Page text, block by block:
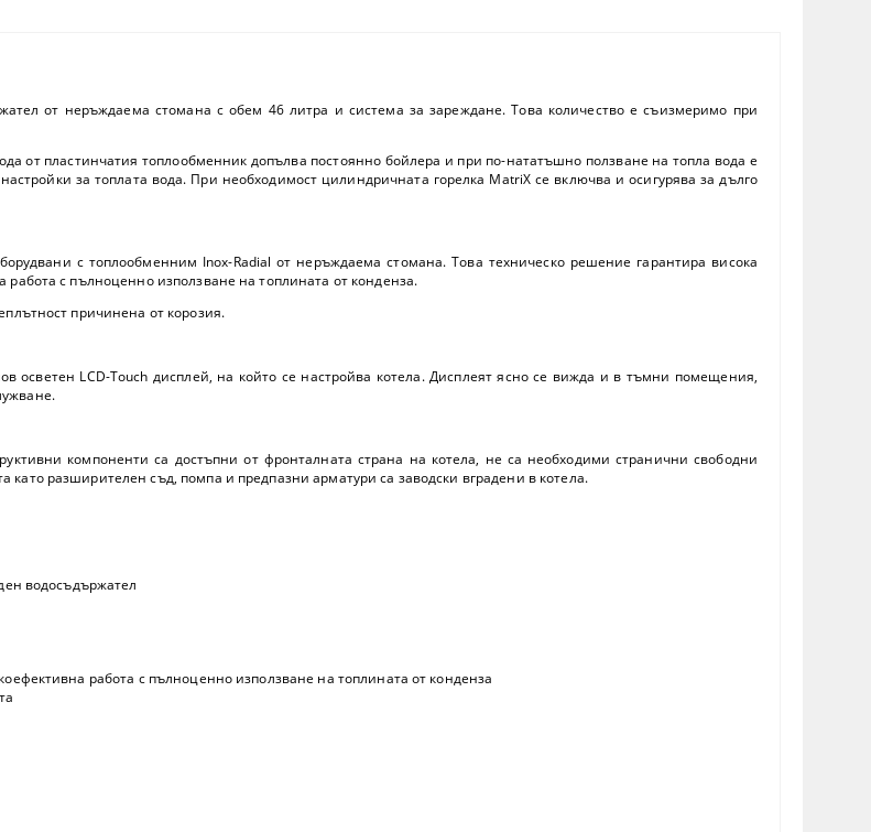
от неръждаема стомана с обем 46 литра и система за зареждане. Това количество е съизмеримо при
от пластинчатия топлообменник допълва постоянно бойлера и при по-нататъшно ползване на топла вода е
за топлата вода. При необходимост цилиндричната горелка MatriX се включва и осигурява за дълго
с топлообменним Inox-Radial от неръждаема стомана. Това техническо решение гарантира висока
с пълноценно използване на топлината от конденза.
причинена от корозия.
осветен LCD-Touch дисплей, на който се настройва котела. Дисплеят ясно се вижда и в тъмни помещения,
компоненти са достъпни от фронталната страна на котела, не са необходими странични свободни
разширителен съд, помпа и предпазни арматури са заводски вградени в котела.
водосъдържател
работа с пълноценно използване на топлината от конденза